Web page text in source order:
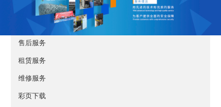
售后服务
租赁服务
维修服务
彩页下载